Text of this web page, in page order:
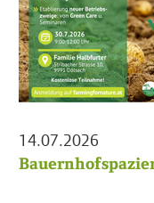
14.07.2026